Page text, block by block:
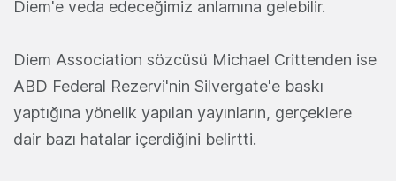
Diem'e veda edeceğimiz anlamına gelebilir.
Diem Association sözcüsü Michael Crittenden ise
ABD Federal Rezervi'nin Silvergate'e baskı
yaptığına yönelik yapılan yayınların, gerçeklere
dair bazı hatalar içerdiğini belirtti.